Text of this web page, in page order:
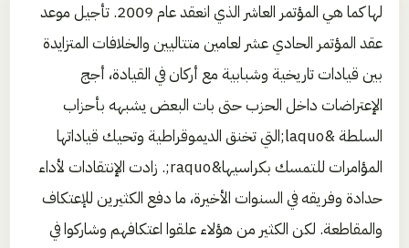
لها كما هي المؤتمر العاشر الذي انعقد عام 2009. تأجيل موعد
عقد المؤتمر الحادي عشر لعامين متتاليين والخلافات المتزايدة
بين قيادات تاريخية وشبابية مع أركان في القيادة، أجج
الإعتراضات داخل الحزب حتى بات البعض يشبهه بأحزاب
السلطة &laquo;التي تخنق الديموقراطية وتحيك قياداتها
المؤامرات للتمسك بكراسيها&raquo;. زادت الإنتقادات لأداء
حدادة وفريقه في السنوات الأخيرة، ما دفع الكثيرين للإعتكاف
والمقاطعة. لكن الكثير من هؤلاء علقوا اعتكافهم وشاركوا في